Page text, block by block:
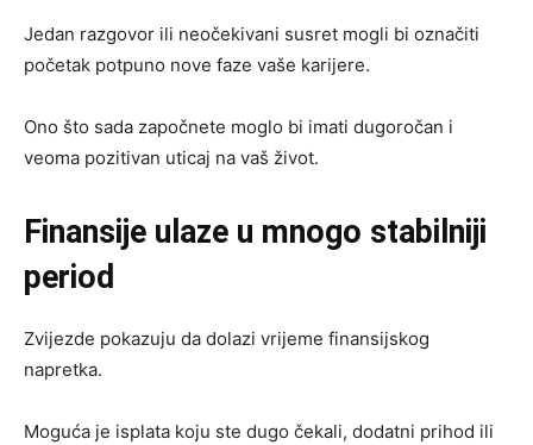
Jedan razgovor ili neočekivani susret mogli bi označiti
početak potpuno nove faze vaše karijere.
Ono što sada započnete moglo bi imati dugoročan i
veoma pozitivan uticaj na vaš život.
Finansije ulaze u mnogo stabilniji
period
Zvijezde pokazuju da dolazi vrijeme finansijskog
napretka.
Moguća je isplata koju ste dugo čekali, dodatni prihod ili